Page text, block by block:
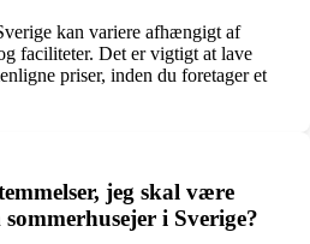
kan variere afhængigt af
faciliteter. Det er vigtigt at lave
priser, inden du foretager et
jeg skal være
i Sverige?